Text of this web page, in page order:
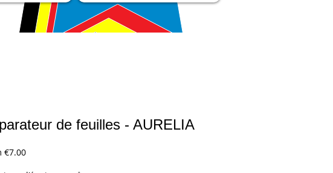
de feuilles - AURELIA
€7.00Sale